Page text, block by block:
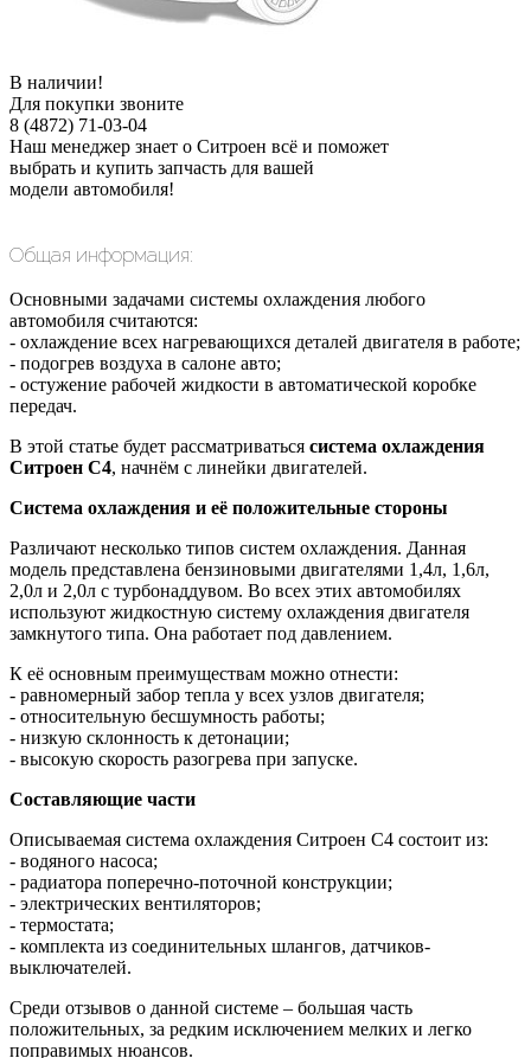
В наличии!
Для покупки звоните
8 (4872) 71-03-04
Наш менеджер знает о Ситроен всё и поможет
выбрать и купить запчасть для вашей
модели автомобиля!
Общая информация:
Основными задачами системы охлаждения любого
автомобиля считаются:
- охлаждение всех нагревающихся деталей двигателя в работе;
- подогрев воздуха в салоне авто;
- остужение рабочей жидкости в автоматической коробке
передач.
В этой статье будет рассматриваться система охлаждения
Ситроен С4, начнём с линейки двигателей.
Система охлаждения и её положительные стороны
Различают несколько типов систем охлаждения. Данная
модель представлена бензиновыми двигателями 1,4л, 1,6л,
2,0л и 2,0л с турбонаддувом. Во всех этих автомобилях
используют жидкостную систему охлаждения двигателя
замкнутого типа. Она работает под давлением.
К её основным преимуществам можно отнести:
- равномерный забор тепла у всех узлов двигателя;
- относительную бесшумность работы;
- низкую склонность к детонации;
- высокую скорость разогрева при запуске.
Составляющие части
Описываемая система охлаждения Ситроен С4 состоит из:
- водяного насоса;
- радиатора поперечно-поточной конструкции;
- электрических вентиляторов;
- термостата;
- комплекта из соединительных шлангов, датчиков-
выключателей.
Среди отзывов о данной системе – большая часть
положительных, за редким исключением мелких и легко
поправимых нюансов.